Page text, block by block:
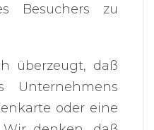
Besuchers zu
überzeugt, daß
Unternehmens
oder eine